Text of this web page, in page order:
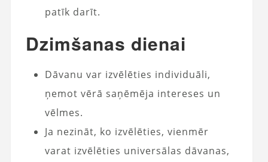
patīk darīt.
Dzimšanas dienai
Dāvanu var izvēlēties individuāli,
ņemot vērā saņēmēja intereses un
vēlmes.
Ja nezināt, ko izvēlēties, vienmēr
varat izvēlēties universālas dāvanas,